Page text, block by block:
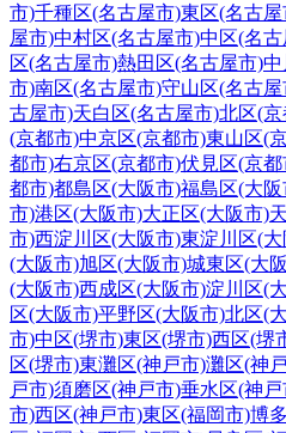
市)千種区(名古屋市)東区(名古屋
屋市)中村区(名古屋市)中区(名
区(名古屋市)熱田区(名古屋市)中
市)南区(名古屋市)守山区(名古屋
古屋市)天白区(名古屋市)北区(
(京都市)中京区(京都市)東山区(
都市)右京区(京都市)伏見区(京都
都市)都島区(大阪市)福島区(大阪
市)港区(大阪市)大正区(大阪市)
市)西淀川区(大阪市)東淀川区(
(大阪市)旭区(大阪市)城東区(大
(大阪市)西成区(大阪市)淀川区(
区(大阪市)平野区(大阪市)北区(
市)中区(堺市)東区(堺市)西区(堺
区(堺市)東灘区(神戸市)灘区(神
戸市)須磨区(神戸市)垂水区(神戸
市)西区(神戸市)東区(福岡市)博